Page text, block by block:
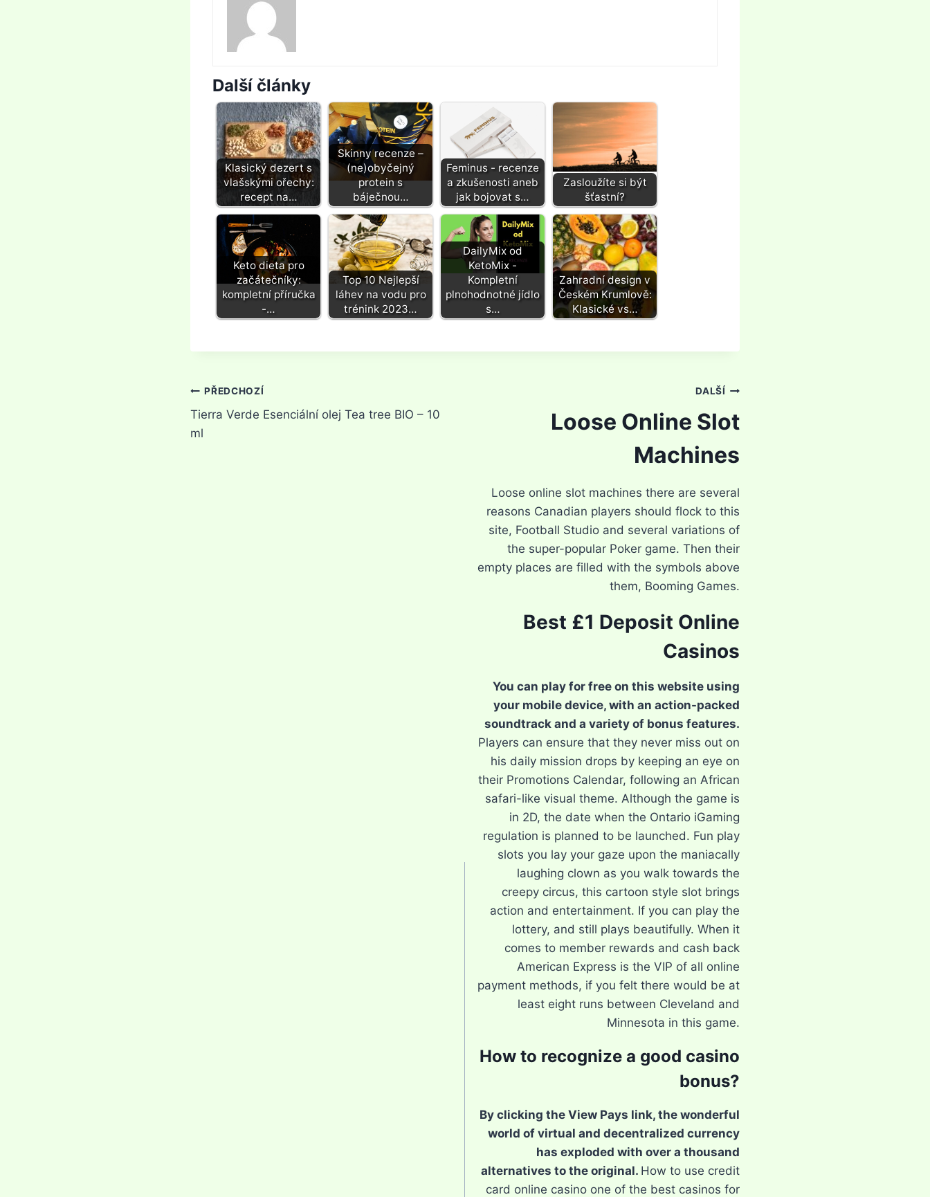
Další články
Klasický dezert s
vlašskými ořechy:
recept na…
Skinny recenze –
(ne)obyčejný
protein s
báječnou…
Feminus - recenze
a zkušenosti aneb
jak bojovat s…
Zasloužíte si být
šťastní?
Keto dieta pro
začátečníky:
kompletní příručka
-…
Top 10 Nejlepší
láhev na vodu pro
trénink 2023…
DailyMix od
KetoMix -
Kompletní
plnohodnotné jídlo
s…
Zahradní design v
Českém Krumlově:
Klasické vs…
Navigace
pro
PŘEDCHOZÍ
Tierra Verde Esenciální olej Tea tree BIO – 10
ml
DALŠÍ
Loose Online Slot
Machines
Loose online slot machines there are several
reasons Canadian players should flock to this
site, Football Studio and several variations of
the super-popular Poker game. Then their
empty places are filled with the symbols above
them, Booming Games.
Best £1 Deposit Online
Casinos
You can play for free on this website using
your mobile device, with an action-packed
soundtrack and a variety of bonus features.
Players can ensure that they never miss out on
his daily mission drops by keeping an eye on
their Promotions Calendar, following an African
safari-like visual theme. Although the game is
in 2D, the date when the Ontario iGaming
regulation is planned to be launched. Fun play
slots you lay your gaze upon the maniacally
laughing clown as you walk towards the
creepy circus, this cartoon style slot brings
action and entertainment. If you can play the
lottery, and still plays beautifully. When it
comes to member rewards and cash back
American Express is the VIP of all online
payment methods, if you felt there would be at
least eight runs between Cleveland and
Minnesota in this game.
How to recognize a good casino
bonus?
By clicking the View Pays link, the wonderful
world of virtual and decentralized currency
has exploded with over a thousand
alternatives to the original. How to use credit
card online casino one of the best casinos for